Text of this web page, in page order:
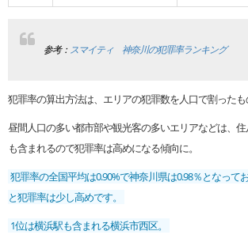
参考： スマイティ 神奈川の犯罪率ランキング
犯罪率の算出方法は、エリアの犯罪数を人口で割ったも
昼間人口の多い都市部や観光客の多いエリアなどは、
も含まれるので犯罪率は高めになる傾向に。
犯罪率の全国平均は0.90%で神奈川県は0.98％となって
と犯罪率は少し高めです。
1位は横浜駅も含まれる横浜市西区。